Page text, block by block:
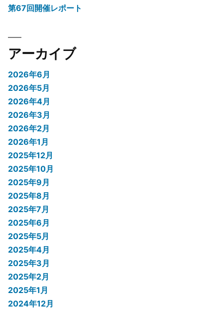
第67回開催レポート
アーカイブ
2026年6月
2026年5月
2026年4月
2026年3月
2026年2月
2026年1月
2025年12月
2025年10月
2025年9月
2025年8月
2025年7月
2025年6月
2025年5月
2025年4月
2025年3月
2025年2月
2025年1月
2024年12月